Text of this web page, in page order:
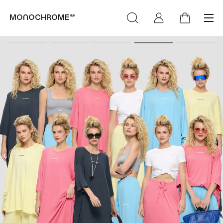
monochrome™
(Худи & Cвитшоты)
(Футболки &
Лонгсливы)
(Свитеры &
Кардиганы)
(Брюки & Джинсы)
(Пиджаки & Жилеты)
(Рубашки &
(NEW)™
(LIFE)™
MONOCHROME™ х
Объединение «Гжель»
РОСКОСМОС х
МОНОХРОМ™
(SUMMER)™
(DENIM)™